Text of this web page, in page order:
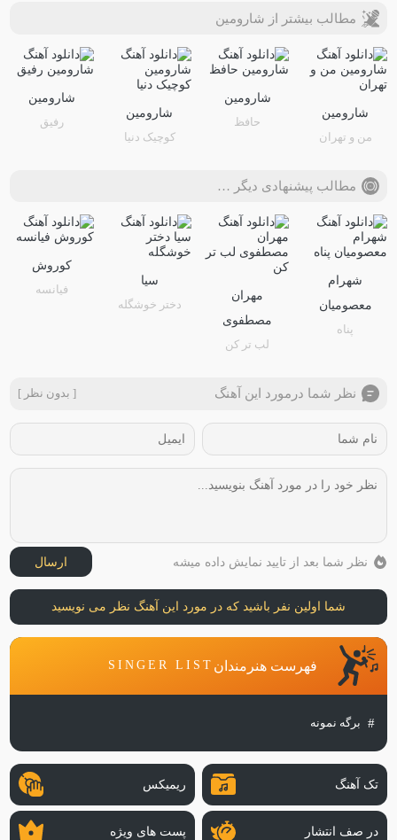
مطالب بیشتر از شارومین
شارومین
من و تهران
شارومین
حافظ
شارومین
کوچیک دنیا
شارومین
رفیق
مطالب پیشنهادی دیگر …
شهرام
معصومیان
پناه
مهران
مصطفوی
لب تر کن
سیا
دختر خوشگله
کوروش
فیانسه
نظر شما درمورد این آهنگ [ بدون نظر ]
نظر شما بعد از تایید نمایش داده میشه ارسال
شما اولین نفر باشید که در مورد این آهنگ نظر می نویسید
فهرست هنرمندان SINGER LIST
برگه نمونه
تک آهنگ ریمیکس
در صف انتشار پست های ویژه